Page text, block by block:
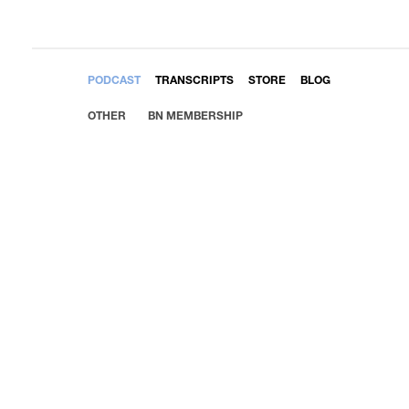
PODCAST TRANSCRIPTS STORE BLOG
OTHER BN MEMBERSHIP